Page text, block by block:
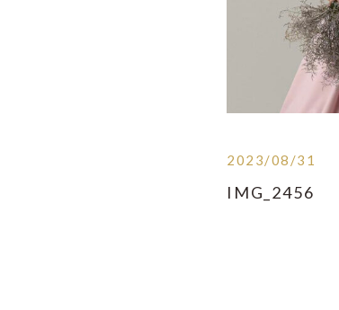
2023/08/31
IMG_2456